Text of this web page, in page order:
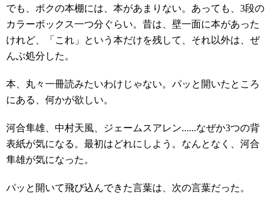
でも、ボクの本棚には、本があまりない。あっても、3段の
カラーボックス一つ分ぐらい。昔は、壁一面に本があった
けれど、「これ」という本だけを残して、それ以外は、ぜ
んぶ処分した。
本、丸々一冊読みたいわけじゃない。パッと開いたところ
にある、何かが欲しい。
河合隼雄、中村天風、ジェームスアレン......なぜか3つの背
表紙が気になる。最初はどれにしよう。なんとなく、河合
隼雄が気になった。
パッと開いて飛び込んできた言葉は、次の言葉だった。